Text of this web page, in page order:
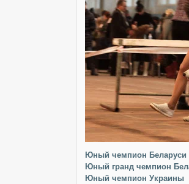
Юный чемпион Беларуси
Юный гранд чемпион
Юный чемпион Украины